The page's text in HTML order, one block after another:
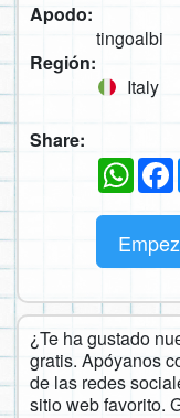
Apodo:
tingoalbi
Región:
Italy
Share:
¿Te ha gustado
gratis. Apóyanos
de las redes
sitio web favorito.